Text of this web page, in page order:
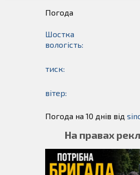
Погода
Шостка
вологість:
тиск:
вітер:
Погода на 10 днів від
На правах